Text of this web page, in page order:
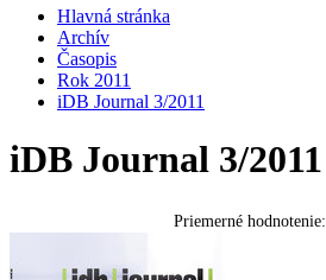
Hlavná stránka
Archív
Časopis
Rok 2011
iDB Journal 3/2011
iDB Journal 3/2011
Priemerné hodnotenie: